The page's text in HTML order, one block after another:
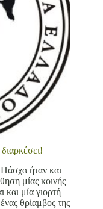
ήταν και
μίας κοινής
και μία γιορτή
θρίαμβος της